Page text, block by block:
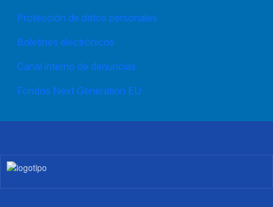
Protección de datos personales
Boletines electrónicos
Canal interno de denuncias
Fondos Next Generation EU
Imagen